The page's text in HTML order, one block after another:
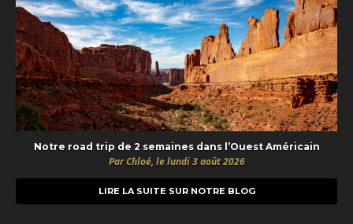
Notre road trip de 2 semaines dans l’Ouest Américain
Par Chloé, le lundi 3 août 2026
LIRE LA SUITE SUR NOTRE BLOG